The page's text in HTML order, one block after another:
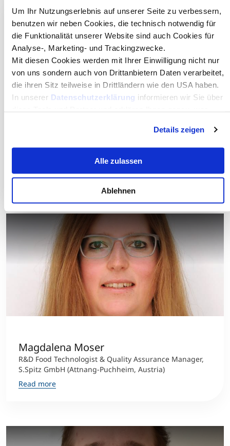
Um Ihr Nutzungserlebnis auf unserer Seite zu verbessern,
benutzen wir neben Cookies, die technisch notwendig für
die Funktionalität unserer Website sind auch Cookies für
Analyse-, Marketing- und Trackingzwecke.
Mit diesen Cookies werden mit Ihrer Einwilligung nicht nur
von uns sondern auch von Drittanbietern Daten verarbeitet,
die ihren Sitz teilweise in Drittländern wie den USA haben.
In unserer Datenschutzerklärung informieren wir Sie über
Details zeigen
Alle zulassen
Ablehnen
Head of Quality Management, Rudolf Ölz Meisterbäcker
Read more
Magdalena Moser
R&D Food Technologist & Quality Assurance Manager,
S.Spitz GmbH (Attnang-Puchheim, Austria)
Read more